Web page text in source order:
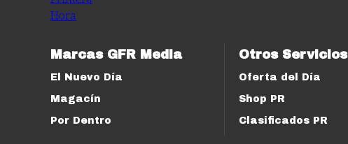
Marcas GFR Media
El Nuevo Día
Magacín
Por Dentro
Otros Servicios
Oferta del Día
Shop PR
Clasificados PR